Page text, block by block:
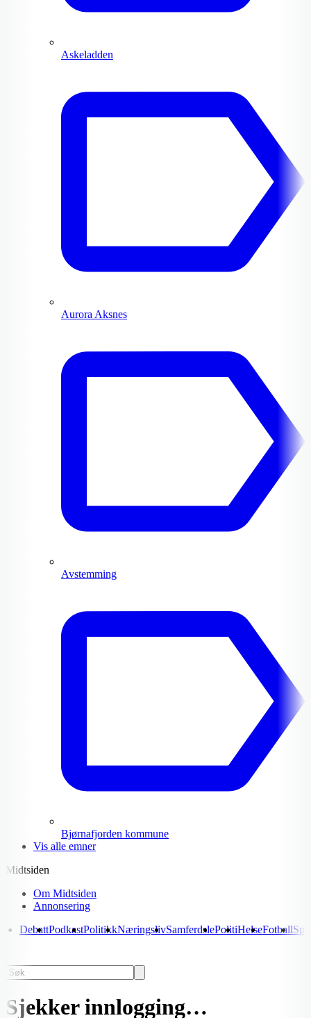
Askeladden
Aurora Aksnes
Avstemming
Bjørnafjorden kommune
Vis alle emner
Midtsiden
Om Midtsiden
Annonsering
DebattPodkastPolitikkNæringslivSamferdslePolitiHelseFotball
Sjekker innlogging…